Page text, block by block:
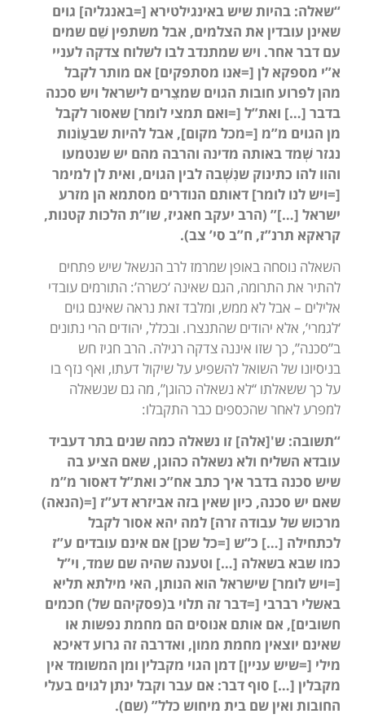
“שאלה: בהיות שיש באינגילטירא [=באנגליה] גוים
שאינן עובדין את הצלמים, אבל משתפין שֵׁם שמים
עם דבר אחר. ויש שמתנדב לבו לשלוח צדקה לעניי
א”י מספקא לן [=אנו מסתפקים] אם מותר לקבל
מהן לפרוע חובות הגוים שמצֵרים לישראל ויש סכנה
בדבר […] ואת”ל [=ואם תמצי לומר] שאסור לקבל
מן הגוים מ”מ [=מכל מקום], אבל להיות שבעַוֹנות
נגזר שְׁמד באותה מדינה והרבה מהם יש שנטמעו
והוו להו כתינוק שנִשְׁבה לבין הגוים, ואית לן למימר
[=ויש לנו לומר] דאותם הנודרים מסתמא הן מזרע
ישראל […]” (הרב יעקב חאגיז, שו”ת הלכות קטנות,
קראקא תרנ”ז, ח”ב סי’ צב).
השאלה נוסחה באופן שמרמז לרב הנשאל שיש פתחים
להתיר את התרומה, הגם שאינה ‘כשרה’: התורמים עובדי
אלילים – אבל לא ממש, ומלבד זאת נראה שאינם גוים
‘לגמרי’, אלא יהודים שהתנצרו. ובכלל, יהודים הרי נתונים
ב”סכנה”, כך שזו איננה צדקה רגילה. הרב חגיז חש
בניסיונו של השואל להשפיע על שיקול דעתו, ואף נזף בו
על כך ששאלתו “לא נשאלה כהוגן”, מה גם שנשאלה
למפרע לאחר שהכספים כבר התקבלו:
“תשובה: ש'[אלה] זו נשאלה כמה שנים בתר דעביד
עובדא השליח ולא נשאלה כהוגן, שאם הציע בה
שיש סכנה בדבר איך כתב אח”כ ואת”ל דאסור מ”מ
שאם יש סכנה, כיון שאין בזה אביזרא דע”ז [=(הנאה)
מרכוש של עבודה זרה] למה יהא אסור לקבל
לכתחילה […] כ”ש [=כל שכן] אם אינם עובדים ע”ז
כמו שבא בשאלה […] וטענה שהיה שם שמד, וי”ל
[=ויש לומר] שישראל הוא הנותן, האי מילתא תליא
באשלי רברבי [=דבר זה תלוי ב(פסקיהם של) חכמים
חשובים], אם אותם אנוסים הם מחמת נפשות או
שאינם יוצאין מחמת ממון, ואדרבה זה גרוע דאיכא
מילי [=שיש עניין] דמן הגוי מקבלין ומן המשומד אין
מקבלין […] סוף דבר: אם עבר וקבל ינתן לגוים בעלי
החובות ואין שם בית מיחוש כלל” (שם).